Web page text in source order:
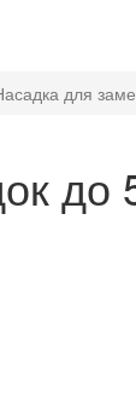
для
до